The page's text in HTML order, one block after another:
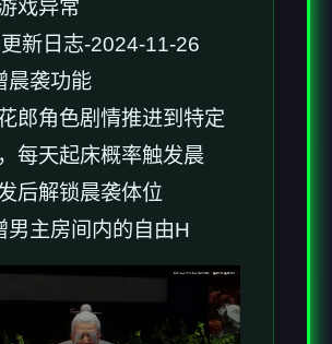
戏异常
新日志-2024-11-26
晨袭功能
郎角色剧情推进到特定
每天起床概率触发晨
后解锁晨袭体位
男主房间内的自由H